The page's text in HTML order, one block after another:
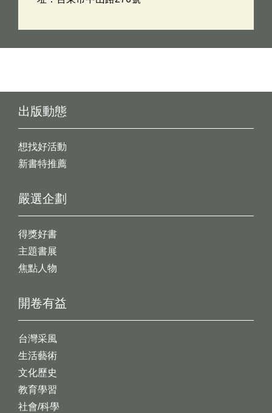
出版動態
想找好活動
新書特推薦
開卷有益
台灣采風
生活藝術
文化歷史
教育學習
社會/科學
嚴選企劃
得獎好書
主題書展
焦點人物